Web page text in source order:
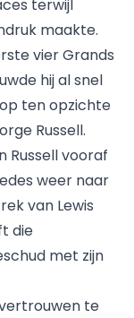
terwijl
maakte.
vier Grands
hij al snel
ten opzichte
Russell.
Russell vooraf
weer naar
van Lewis
die
met zijn
te